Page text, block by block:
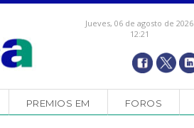
Jueves, 06 de agosto de 2026
12:21
PREMIOS EM FOROS